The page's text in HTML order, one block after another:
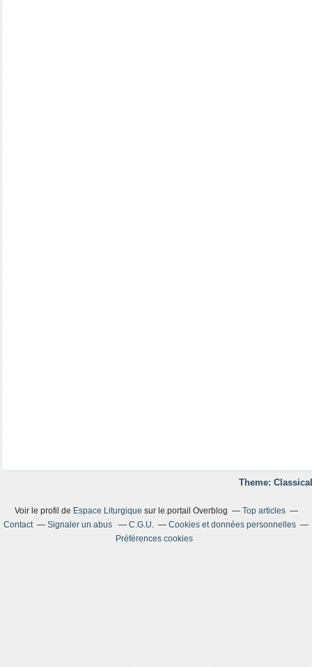
Theme:
Voir le profil de Espace Liturgiquesur le portail Overblog
Top articles
Contact
Signaler un abus C.G.U.
Cookies et données personnelles
Préférences cookies